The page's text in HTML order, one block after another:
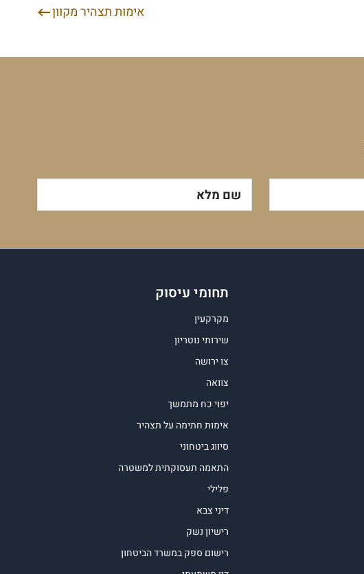
אימות תצהיר מקוון
שם מלא
תחומי עיסוק
מקרקעין
שירותי נוטריון
צו ירושה
צוואה
יפוי כח מתמשך
אימות חתימה על תצהיר
סיווג ביטחוני
התאמה תעסוקתית למשטרה
פלילי
דיני צבא
רישיון נשק
רישום ספק במשרד הביטחון